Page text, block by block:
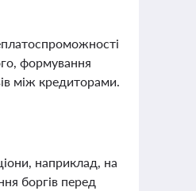
формування
між кредиторами.
наприклад, на
боргів перед